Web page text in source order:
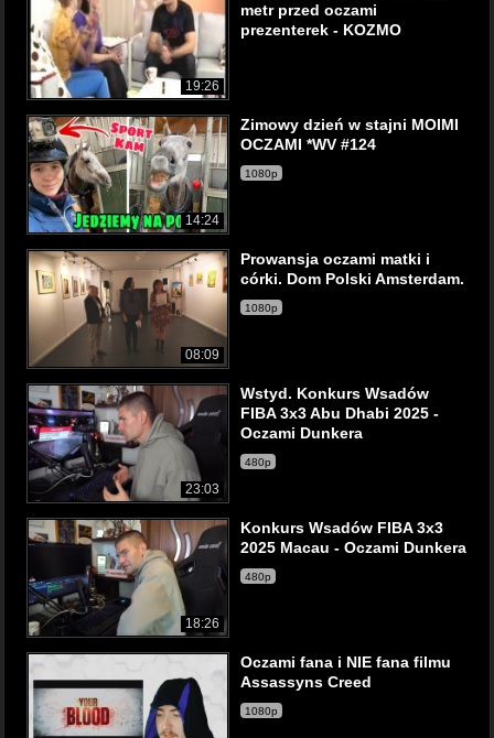
19:26
metr przed oczami
prezenterek - KOZMO
14:24
Zimowy dzień w stajni MOIMI
OCZAMI *WV #124
1080p
08:09
Prowansja oczami matki i
córki. Dom Polski Amsterdam.
1080p
23:03
Wstyd. Konkurs Wsadów
FIBA 3x3 Abu Dhabi 2025 -
Oczami Dunkera
480p
18:26
Konkurs Wsadów FIBA 3x3
2025 Macau - Oczami Dunkera
480p
Oczami fana i NIE fana filmu
Assassyns Creed
1080p